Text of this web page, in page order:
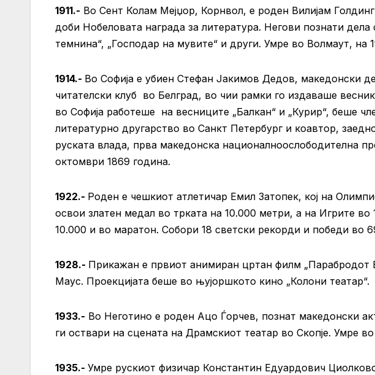
1911.- Во Сент Колам Мејџор, Корнвол, е роден Вилијам Голдинг
доби Нобеловата награда за литература. Негови познати
темнина“, „Господар на мувите“ и други. Умре во Волмаут, на
1914.- Во Софија е убиен Стефан Јакимов Дедов, македонски
читателски клуб во Белград, во чии рамки го издаваше
во Софија работеше на весниците „Балкан“ и „Курир“, беше
литературно другарство во Санкт Петербург и коавтор,
руската влада, прва македонска националноослободителна
октомври 1869 година.
1922.- Роден е чешкиот атлетичар Емил Затопек, кој на
освои златен медал во трката на 10.000 метри, а на Игрите
10.000 и во маратон. Собори 18 светски рекорди и победи во
1928.- Прикажан е првиот анимиран цртан филм „Парабродот
Маус. Проекцијата беше во њујоршкото кино „Колони театар“.
1933.- Во Неготино е роден Ацо Ѓорчев, познат македонски
ги оствари на сцената на Драмскиот театар во Скопје. Умре во
1935.- Умре рускиот физичар Константин Едуардович